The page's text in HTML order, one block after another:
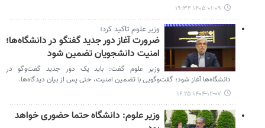
۱۴۰۵-۰۱-۰۹ ۱۹:۳۴
وزیر علوم تاکید کرد؛
ضرورت آغاز دور جدید گفتگو در دانشگاه‌ها؛
امنیت دانشجویان تضمین شود
وزیر علوم گفت: باید یک دور جدید گفت‌وگو در
دانشگاه‌ها آغاز شود؛ گفت‌وگویی با تضمین امنیت، حتی پس از بیان دیدگاه‌ها.
۱۴۰۴-۱۲-۰۷ ۱۶:۲۵
وزیر علوم: دانشگاه حتما حضوری خواهد